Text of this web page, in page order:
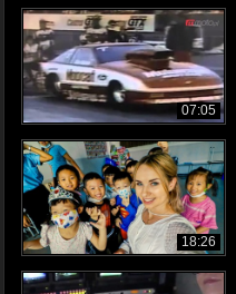
07:05
18:26